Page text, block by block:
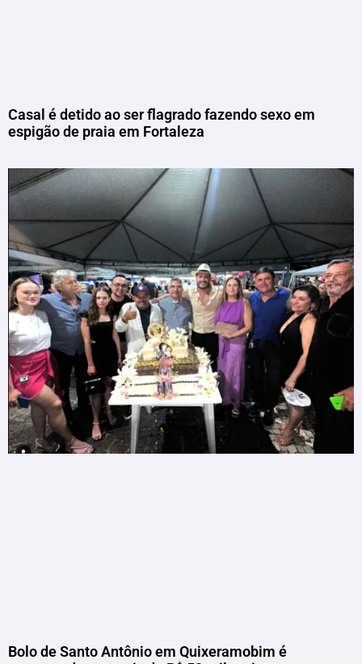
Casal é detido ao ser flagrado fazendo sexo em
espigão de praia em Fortaleza
Bolo de Santo Antônio em Quixeramobim é